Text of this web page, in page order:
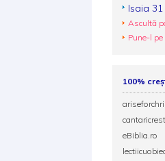
Isaia
Ascultă
Pune-l
100%
eBiblia.ro